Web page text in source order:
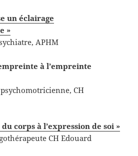
un éclairage
»
APHM
à l’empreinte
CH
corps à l’expression de soi »
CH Edouard